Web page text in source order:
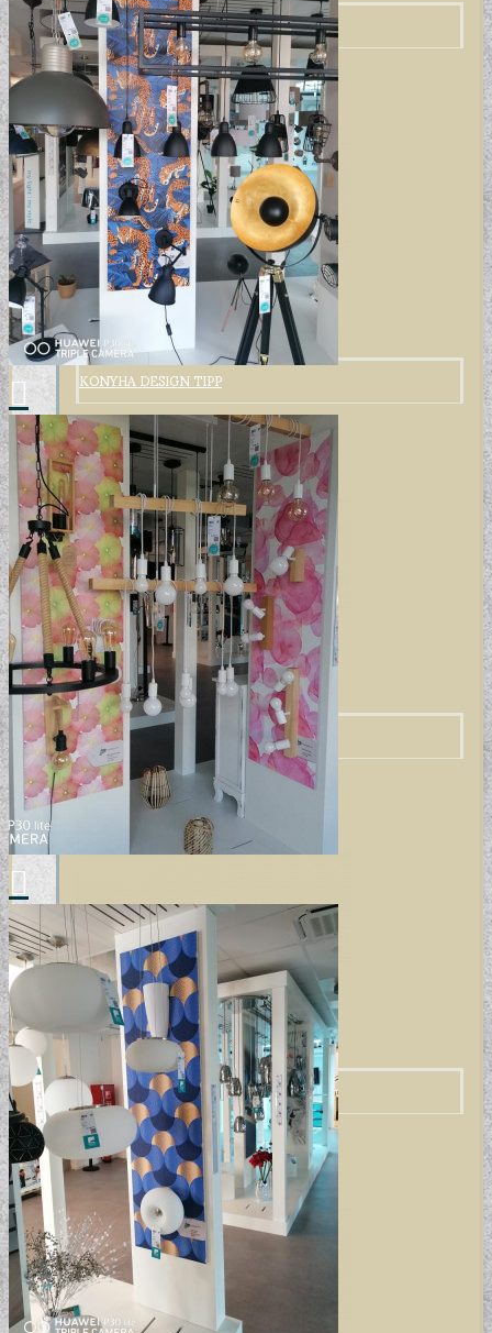
GYERMEKTAPÉTÁK
KONYHA DESIGN TIPP
MODERN TAPÉTÁK
VINTAGE TAPÉTÁK